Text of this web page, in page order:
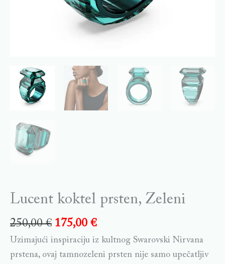
Lucent koktel prsten, Zeleni
250,00€ 175,00 €
Uzimajući inspiraciju iz kultnog Swarovski Nirvana
prstena, ovaj tamnozeleni prsten nije samo upečatljiv